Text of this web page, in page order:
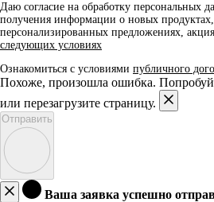
Даю согласие на обработку персональных
получения информации о новых
персонализированных предложениях,
следующих условиях
Ознакомиться с условиями публичного
Похоже, произошла ошибка.
или перезагрузите страницу.
Отправить
Ваша заявка успешно